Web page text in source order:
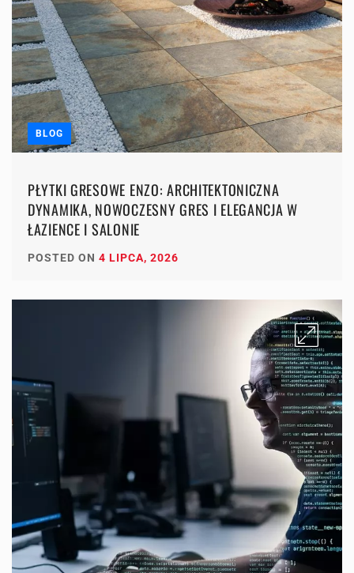
BLOG
PŁYTKI GRESOWE ENZO: ARCHITEKTONICZNA
DYNAMIKA, NOWOCZESNY GRES I ELEGANCJA W
ŁAZIENCE I SALONIE
POSTED ON 4 LIPCA, 2026